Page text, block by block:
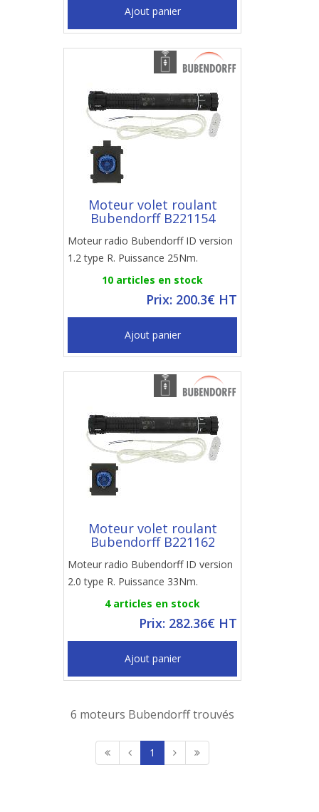
Ajout panier
Moteur volet roulant
Bubendorff B221154
Moteur radio Bubendorff ID version
1.2 type R. Puissance 25Nm.
10 articles en stock
Prix: 200.3€ HT
Ajout panier
Moteur volet roulant
Bubendorff B221162
Moteur radio Bubendorff ID version
2.0 type R. Puissance 33Nm.
4 articles en stock
Prix: 282.36€ HT
Ajout panier
6 moteurs Bubendorff trouvés
1